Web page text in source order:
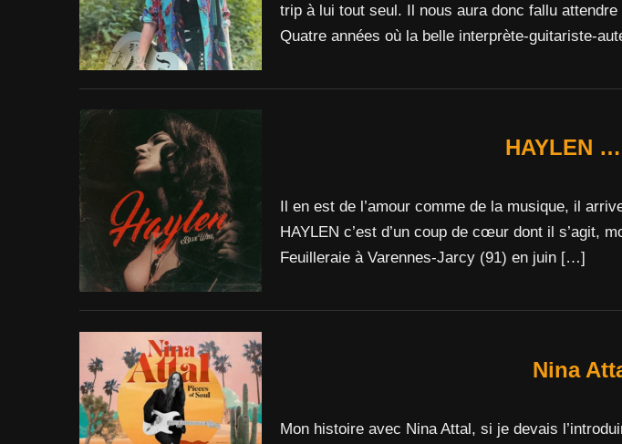
trip à lui tout seul. Il nous aura donc fallu
Quatre années où la belle interprète-guitariste-
HAYLEN
Il en est de l’amour comme de la musique, il
HAYLEN c’est d’un coup de cœur dont il s’agit,
Feuilleraie à Varennes-Jarcy (91) en juin […]
Nina
Mon histoire avec Nina Attal, si je devais